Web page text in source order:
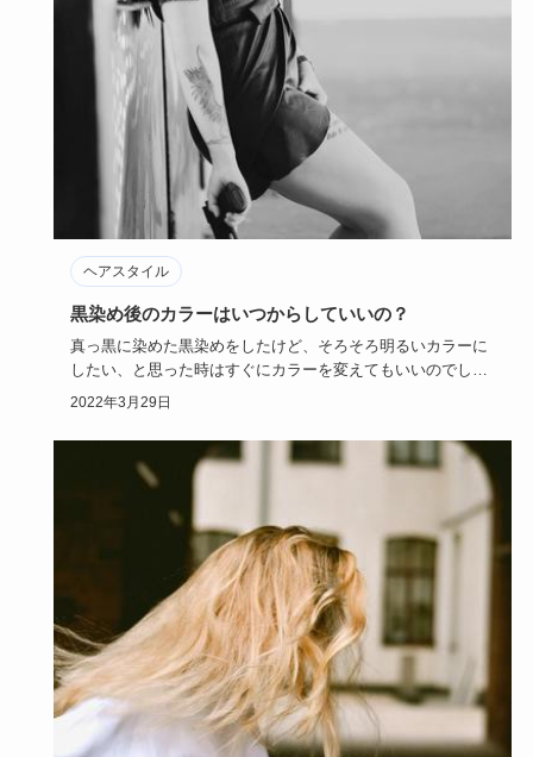
ヘアスタイル
黒染め後のカラーはいつからしていいの？
真っ黒に染めた黒染めをしたけど、そろそろ明るいカラーに
したい、と思った時はすぐにカラーを変えてもいいのでしょ
うか。黒染め後…
2022年3月29日